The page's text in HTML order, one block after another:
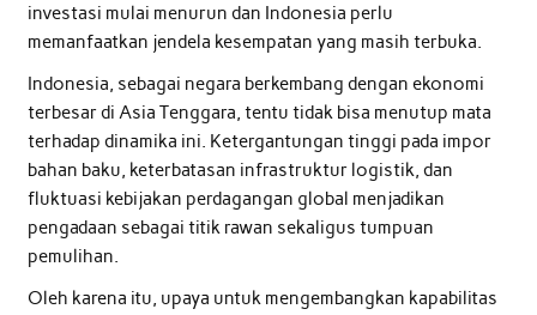
investasi mulai menurun dan Indonesia perlu
memanfaatkan jendela kesempatan yang masih terbuka.
Indonesia, sebagai negara berkembang dengan ekonomi
terbesar di Asia Tenggara, tentu tidak bisa menutup mata
terhadap dinamika ini. Ketergantungan tinggi pada impor
bahan baku, keterbatasan infrastruktur logistik, dan
fluktuasi kebijakan perdagangan global menjadikan
pengadaan sebagai titik rawan sekaligus tumpuan
pemulihan.
Oleh karena itu, upaya untuk mengembangkan kapabilitas